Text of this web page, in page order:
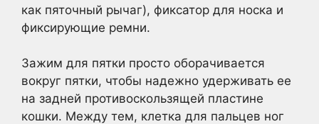
как пяточный рычаг), фиксатор для носка и
фиксирующие ремни.
Зажим для пятки просто оборачивается
вокруг пятки, чтобы надежно удерживать ее
на задней противоскользящей пластине
кошки. Между тем, клетка для пальцев ног